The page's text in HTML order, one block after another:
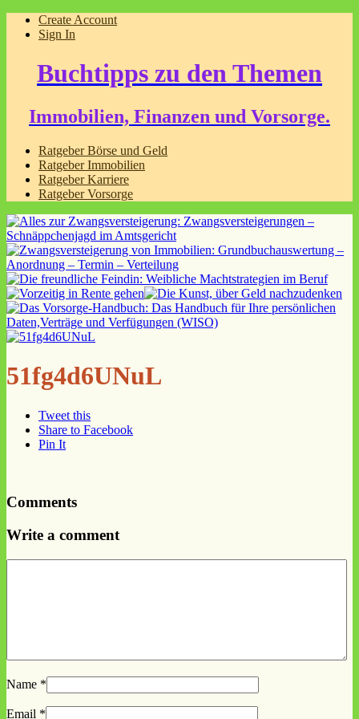
Create Account
Sign In
Buchtipps zu den Themen
Immobilien, Finanzen und Vorsorge.
Ratgeber Börse und Geld
Ratgeber Immobilien
Ratgeber Karriere
Ratgeber Vorsorge
51fg4d6UNuL
Tweet this
Share to Facebook
Pin It
Comments
Write a comment
Name *
Email *